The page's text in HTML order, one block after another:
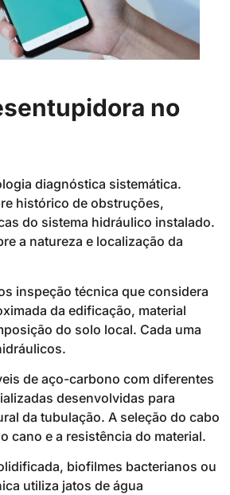
no
diagnóstica sistemática.
histórico de obstruções,
do sistema hidráulico instalado.
a natureza e localização da
inspeção técnica que considera
da edificação, material
do solo local. Cada uma
de aço-carbono com diferentes
desenvolvidas para
da tubulação. A seleção do cabo
cano e a resistência do material.
biofilmes bacterianos ou
utiliza jatos de água